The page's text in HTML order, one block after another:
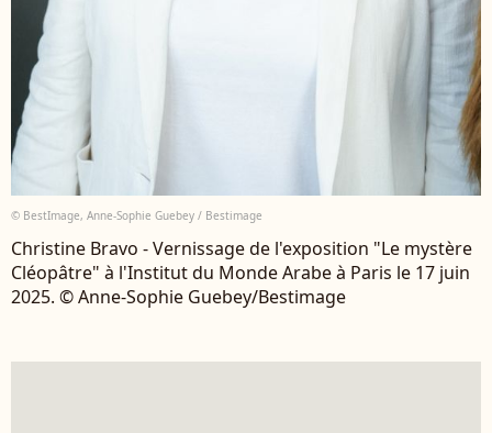
© BestImage, Anne-Sophie Guebey / Bestimage
Christine Bravo - Vernissage de l'exposition "Le mystère
Cléopâtre" à l'Institut du Monde Arabe à Paris le 17 juin
2025. © Anne-Sophie Guebey/Bestimage